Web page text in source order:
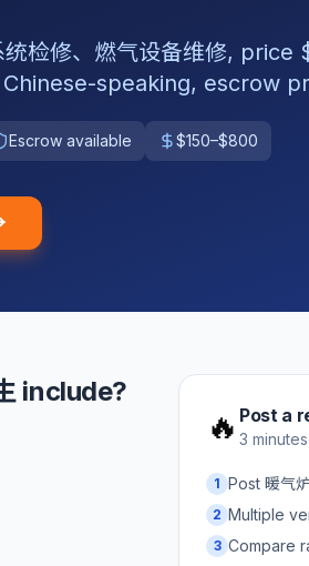
检修、燃气设备维修, price
speaking, escrow
Escrow available $150–$800
include?
🔥 Post a
3
1 Post 暖气
2 Multiple
3 Compare